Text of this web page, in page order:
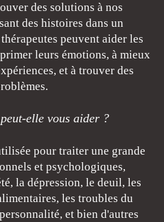
des solutions à nos
des histoires dans un
peuvent aider les
leurs émotions, à mieux
et à trouver des
elle vous aider ?
pour traiter une grande
et psychologiques,
la dépression, le deuil, les
les troubles du
et bien d'autres